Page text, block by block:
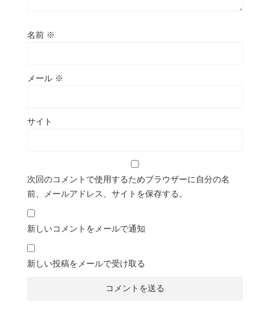
名前 ※
メール ※
サイト
次回のコメントで使用するためブラウザーに自分の名
前、メールアドレス、サイトを保存する。
新しいコメントをメールで通知
新しい投稿をメールで受け取る